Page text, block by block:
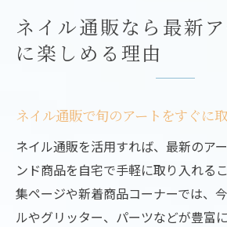
ネイル通販なら最新
に楽しめる理由
ネイル通販で旬のアートをすぐに
ネイル通販を活用すれば、最新のア
ンド商品を自宅で手軽に取り入れる
集ページや新着商品コーナーでは、
ルやグリッター、パーツなどが豊富